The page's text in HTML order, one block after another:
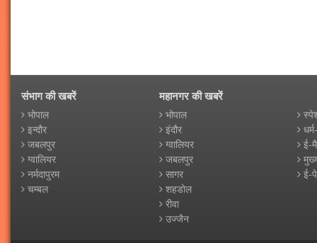
संभाग की खबरें
भोपाल
इन्दौर
जबलपुर
ग्वालियर
नर्मदापुरम
चम्बल
महानगर की खबरें
भोपाल
इंदौर
ग्वालियर
जबलपुर
सागर
शहडोल
रीवा
उज्जैन
ई-
ई-